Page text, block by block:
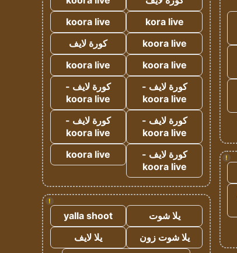
!
kora live
koora live
koora live
كورة لايف
koora live
koora live
كورة لايف -
koora live
كورة لايف -
koora live
كورة لايف -
koora live
كورة لايف -
koora live
كورة لايف -
koora live
koora live
!
يلا شوت
yalla shoot
يلا شوت زون
يلا لايف